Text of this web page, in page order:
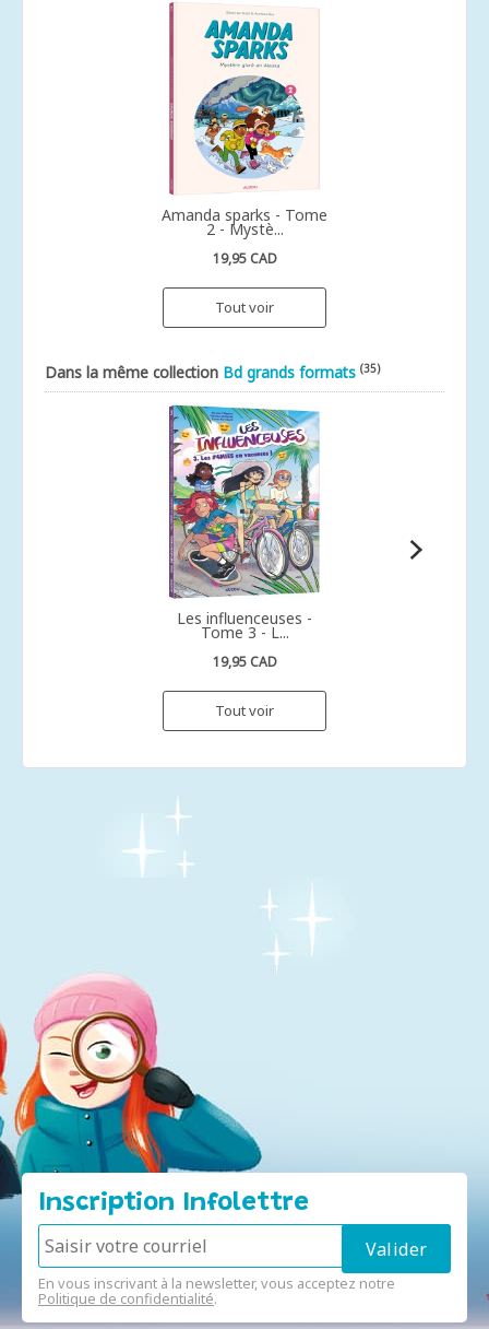
Amanda sparks - Tome
2 - Mystè...
19,95 CAD
Tout voir
Dans la même collection Bd grands formats (35)
Les influenceuses -
Tome 3 - L...
19,95 CAD
Tout voir
Inscription Infolettre
En vous inscrivant à la newsletter, vous acceptez notre
Politique de confidentialité.